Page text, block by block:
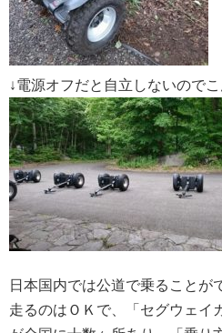
↓電源オフだと自立しないので
日本国内では公道で乗ることが
走るのはＯＫで、「セグウェイ